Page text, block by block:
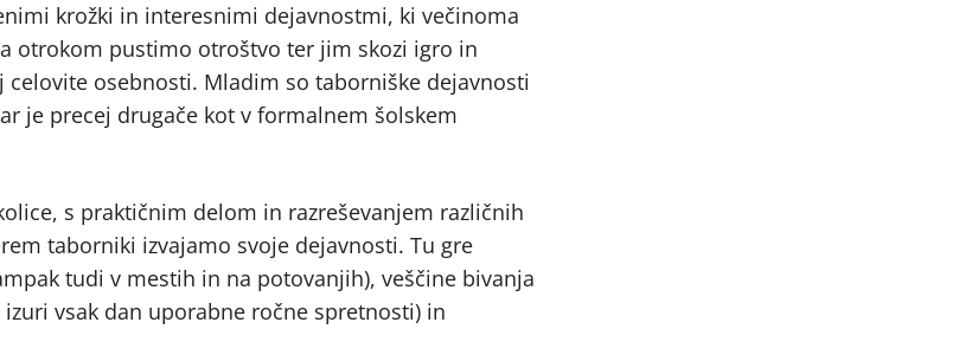
krožki in interesnimi dejavnostmi, ki večinoma
otrokom pustimo otroštvo ter jim skozi igro in
osebnosti. Mladim so taborniške dejavnosti
je precej drugače kot v formalnem šolskem
s praktičnim delom in razreševanjem različnih
taborniki izvajamo svoje dejavnosti. Tu gre
tudi v mestih in na potovanjih), veščine bivanja
vsak dan uporabne ročne spretnosti) in